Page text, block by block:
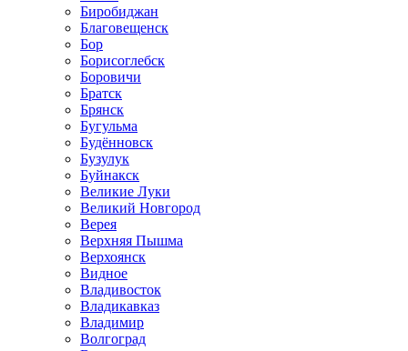
Биробиджан
Благовещенск
Бор
Борисоглебск
Боровичи
Братск
Брянск
Бугульма
Будённовск
Бузулук
Буйнакск
Великие Луки
Великий Новгород
Верея
Верхняя Пышма
Верхоянск
Видное
Владивосток
Владикавказ
Владимир
Волгоград